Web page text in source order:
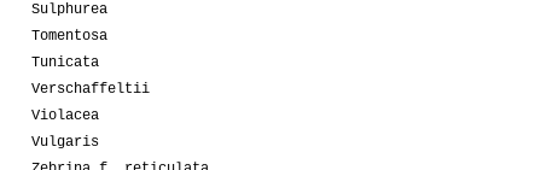
Sulphurea
Tomentosa
Tunicata
Verschaffeltii
Violacea
Vulgaris